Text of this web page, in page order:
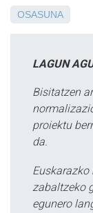
OSASUNA
LAGUN
Bisitatzen
proiektu
da.
Euskarazko
zabaltzeko
egunero